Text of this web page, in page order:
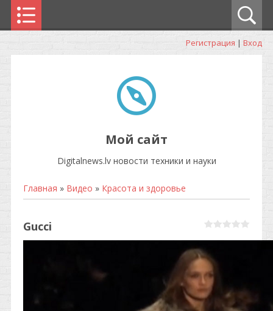
Регистрация | Вход
Мой сайт
Digitalnews.lv новости техники и науки
Главная » Видео » Красота и здоровье
Gucci